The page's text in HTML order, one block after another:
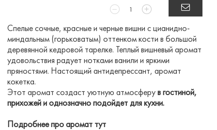
Спелые сочные, красные и черные вишни с цианидно-
миндальным (горьковатым) оттенком кости в большой
деревянной кедровой тарелке. Теплый вишневый аромат
удовольствия радует нотками ванили и яркими
пряностями. Настоящий антидепрессант, аромат
кокетка.
Этот аромат создаст уютную атмосферу в гостиной,
прихожей и однозначно подойдет для кухни.
Подробнее про аромат тут